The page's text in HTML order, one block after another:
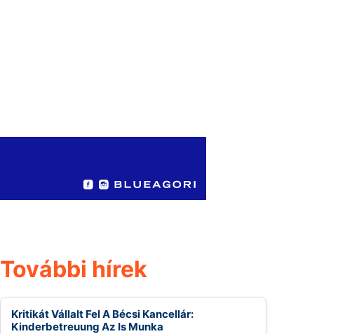
További hírek
Kritikát Vállalt Fel A Bécsi Kancellár:
Kinderbetreuung Az Is Munka